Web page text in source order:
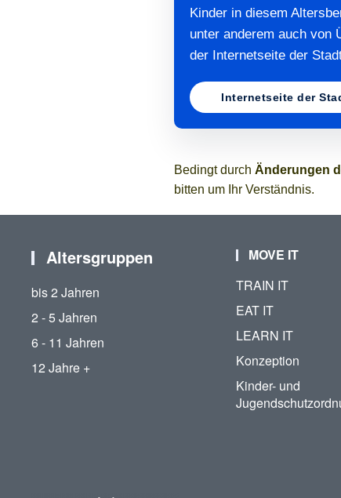
Kinder in diesem
unter anderem auch von
der Internetseite der
Internetseite der
Bedingt durch Änderungen
bitten um Ihr Verständnis.
Altersgruppen
bis 2 Jahren
2 - 5 Jahren
6 - 11 Jahren
12 Jahre +
MOVE IT
TRAIN IT
EAT IT
LEARN IT
Konzeption
Kinder- und